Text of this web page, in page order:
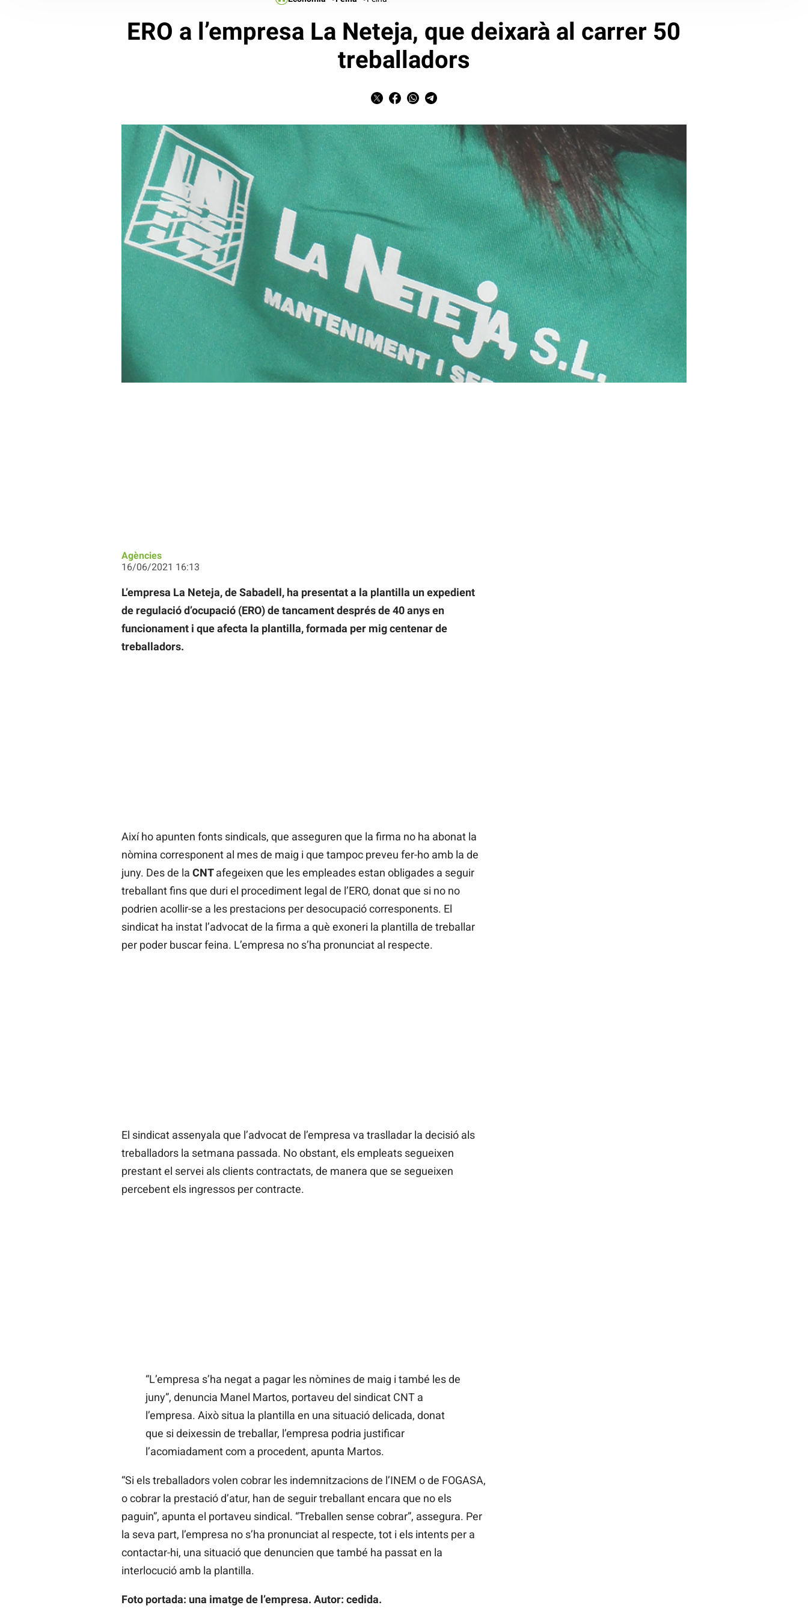
ERO a l’empresa La Neteja, que deixarà al carrer 50
treballadors
Agències
16/06/2021 16:13
L’empresa La Neteja, de Sabadell, ha presentat a la plantilla un expedient
de regulació d’ocupació (ERO) de tancament després de 40 anys en
funcionament i que afecta la plantilla, formada per mig centenar de
treballadors.
Així ho apunten fonts sindicals, que asseguren que la firma no ha abonat la
nòmina corresponent al mes de maig i que tampoc preveu fer-ho amb la de
juny. Des de la CNTafegeixen que les empleades estan obligades a seguir
treballant fins que duri el procediment legal de l’ERO, donat que si no no
podrien acollir-se a les prestacions per desocupació corresponents. El
sindicat ha instat l’advocat de la firma a què exoneri la plantilla de treballar
per poder buscar feina. L’empresa no s’ha pronunciat al respecte.
El sindicat assenyala que l’advocat de l’empresa va traslladar la decisió als
treballadors la setmana passada. No obstant, els empleats segueixen
prestant el servei als clients contractats, de manera que se segueixen
percebent els ingressos per contracte.
“L’empresa s’ha negat a pagar les nòmines de maig i també les de
juny”, denuncia Manel Martos, portaveu del sindicat CNT a
l’empresa. Això situa la plantilla en una situació delicada, donat
que si deixessin de treballar, l’empresa podria justificar
l’acomiadament com a procedent, apunta Martos.
“Si els treballadors volen cobrar les indemnitzacions de l’INEM o de FOGASA,
o cobrar la prestació d’atur, han de seguir treballant encara que no els
paguin”, apunta el portaveu sindical. “Treballen sense cobrar”, assegura. Per
la seva part, l’empresa no s’ha pronunciat al respecte, tot i els intents per a
contactar-hi, una situació que denuncien que també ha passat en la
interlocució amb la plantilla.
Foto portada: una imatge de l’empresa. Autor: cedida.